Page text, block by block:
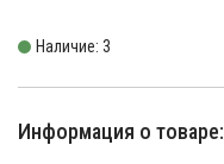
Наличие: 3
Информация о товаре: